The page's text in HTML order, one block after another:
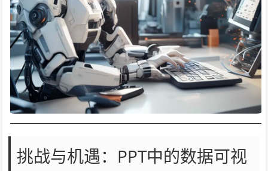
挑战与机遇：PPT中的数据可视